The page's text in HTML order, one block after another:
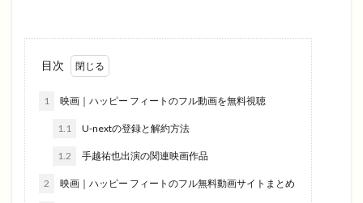
目次
1 映画｜ハッピー フィートのフル動画を無料視聴
1.1 U-nextの登録と解約方法
1.2 手越祐也出演の関連映画作品
2 映画｜ハッピー フィートのフル無料動画サイトまとめ